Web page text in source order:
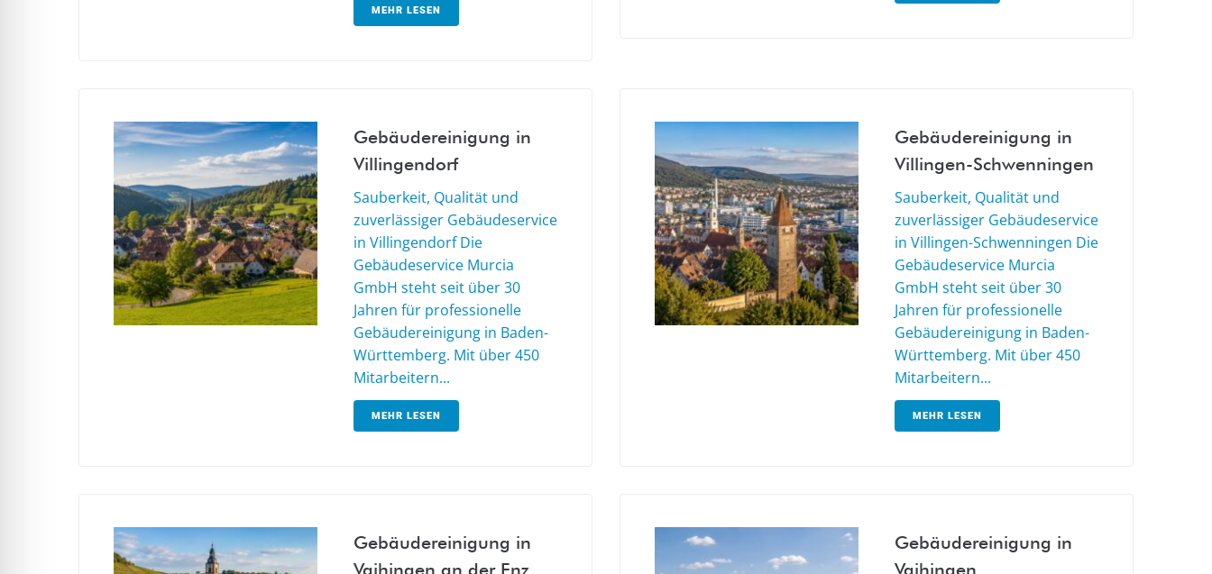
MEHR LESEN
Gebäudereinigung in
Villingendorf
Sauberkeit, Qualität und
zuverlässiger Gebäudeservice
in Villingendorf Die
Gebäudeservice Murcia
GmbH steht seit über 30
Jahren für professionelle
Gebäudereinigung in Baden-
Württemberg. Mit über 450
Mitarbeitern...
MEHR LESEN
Gebäudereinigung in
Villingen-Schwenningen
Sauberkeit, Qualität und
zuverlässiger Gebäudeservice
in Villingen-Schwenningen Die
Gebäudeservice Murcia
GmbH steht seit über 30
Jahren für professionelle
Gebäudereinigung in Baden-
Württemberg. Mit über 450
Mitarbeitern...
MEHR LESEN
Gebäudereinigung in
Gebäudereinigung in